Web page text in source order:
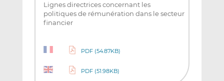
Lignes directrices concernant les
politiques de rémunération dans le secteur
financier
PDF (54.87KB)
PDF (51.98KB)